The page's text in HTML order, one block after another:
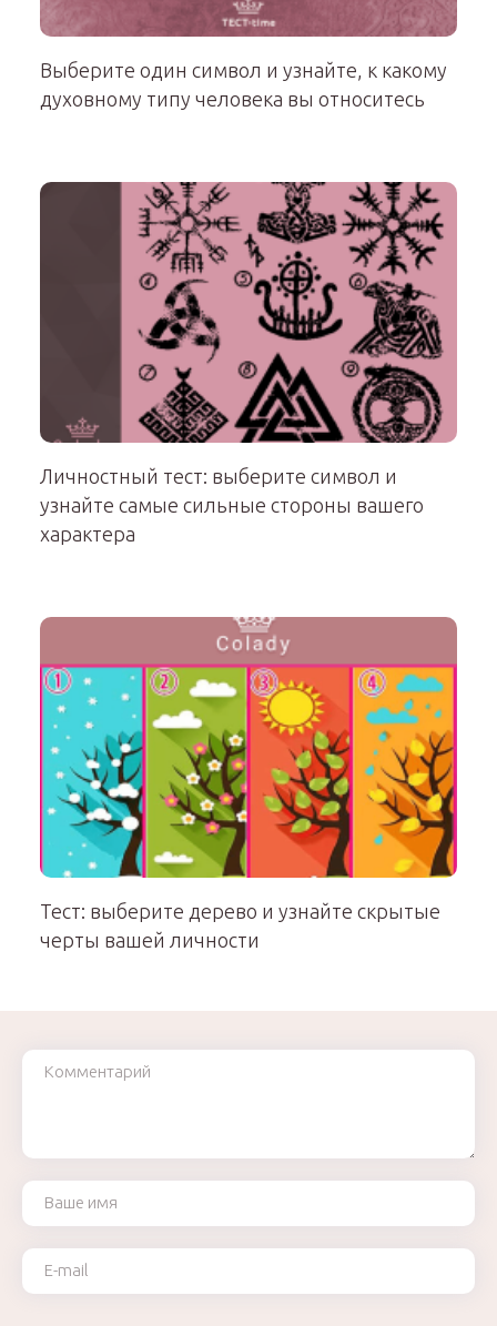
Выберите один символ и узнайте, к какому
духовному типу человека вы относитесь
Личностный тест: выберите символ и
узнайте самые сильные стороны вашего
характера
Тест: выберите дерево и узнайте скрытые
черты вашей личности
Комментарий
Ваше имя
Ваш e-mail